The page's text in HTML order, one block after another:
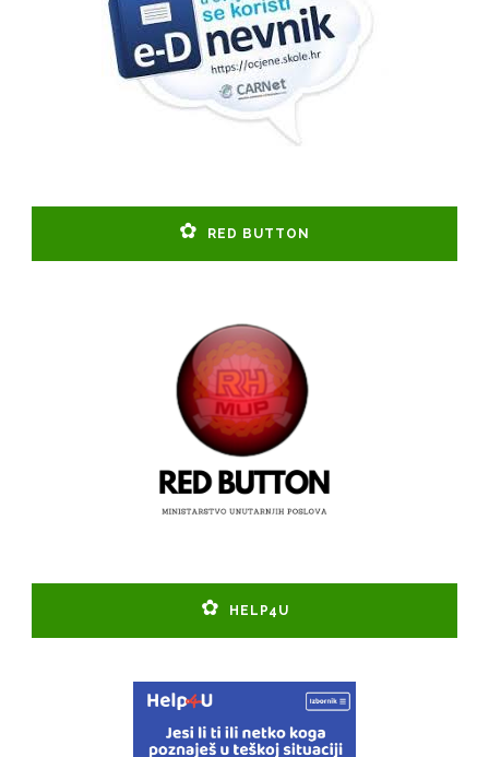
RED BUTTON
HELP4U